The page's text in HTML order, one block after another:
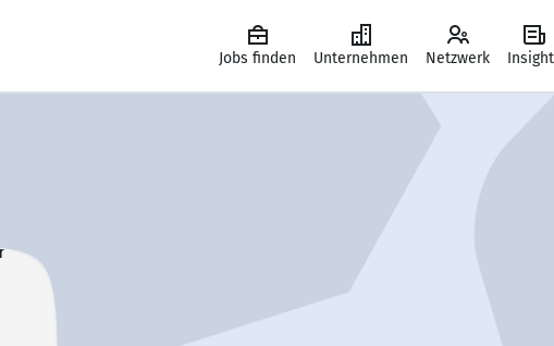
Jobs finden Unternehmen Netzwerk